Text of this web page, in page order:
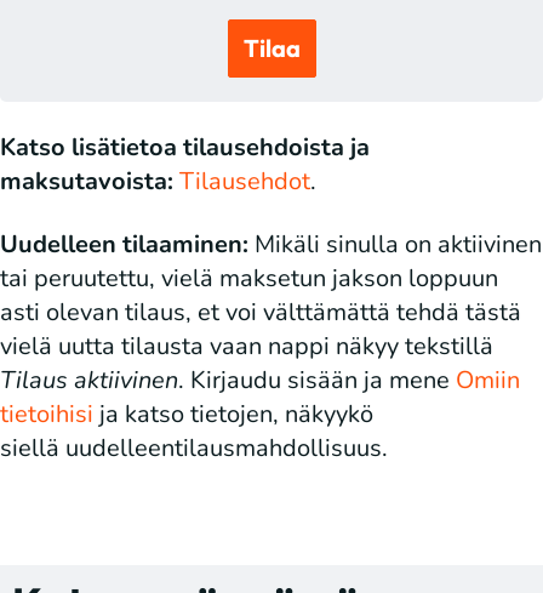
Tilaa
Katso lisätietoa tilausehdoista ja
maksutavoista: Tilausehdot.
Uudelleen tilaaminen: Mikäli sinulla on aktiivinen
tai peruutettu, vielä maksetun jakson loppuun
asti olevan tilaus, et voi välttämättä tehdä tästä
vielä uutta tilausta vaan nappi näkyy tekstillä
Tilaus aktiivinen. Kirjaudu sisään ja mene Omiin
tietoihisi ja katso tietojen, näkyykö
siellä uudelleentilausmahdollisuus.